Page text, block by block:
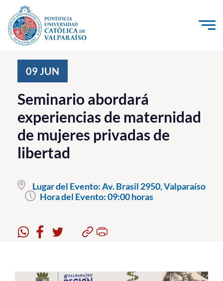
Click acá para ir directamente al contenido
Investigación, Creación e Innovación
PUCV Internacional
Vinculación con el Medio
Admisión
Pregrado
Postgrado
09 JUN
Seminario abordará
experiencias de maternidad
de mujeres privadas de
libertad
Lugar del Evento:Av. Brasil 2950, Valparaíso
Hora del Evento:09:00 horas